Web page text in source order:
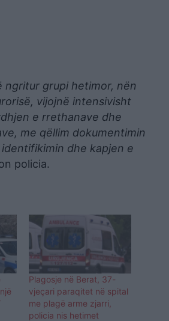
ngritur grupi hetimor, nën
vijojnë intensivisht
e rrethanave dhe
me qëllim dokumentimin
dhe kapjen e
policia.
Plagosje në Berat, 37-
vjeçari paraqitet në spital
me plagë arme zjarri,
policia nis hetimet